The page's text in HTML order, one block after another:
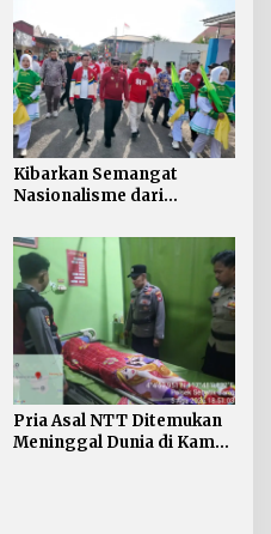
Kibarkan Semangat
Nasionalisme dari
Merah Putih 81 Meter
Dibentangkan di Sebatik
Pria Asal NTT Ditemukan
Meninggal Dunia di Kamar